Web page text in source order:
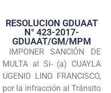
Transparencia
Seguridad
Programas
RESOLUCION GDUAAT
N° 423-2017-
GDUAAT/GM/MPM
IMPONER SANCIÓN DE
MULTA al Si- (a) CUAYLA
UGENIO LINO FRANCISCO,
por la infracción al Tránsito